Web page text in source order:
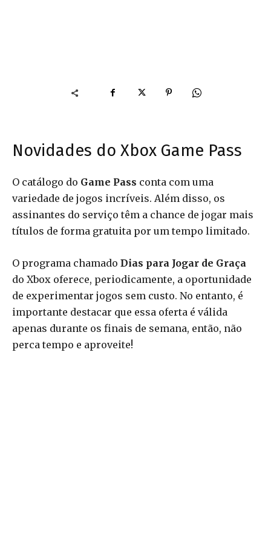
Novidades do Xbox Game Pass
O catálogo do Game Pass conta com uma
variedade de jogos incríveis. Além disso, os
assinantes do serviço têm a chance de jogar mais
títulos de forma gratuita por um tempo limitado.
O programa chamado Dias para Jogar de Graça
do Xbox oferece, periodicamente, a oportunidade
de experimentar jogos sem custo. No entanto, é
importante destacar que essa oferta é válida
apenas durante os finais de semana, então, não
perca tempo e aproveite!